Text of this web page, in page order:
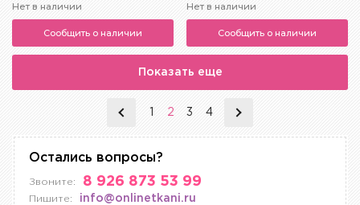
Нет в наличии
Сообщить о наличии
Нет в наличии
Сообщить о наличии
Показать еще
2 3 4
Остались вопросы?
Звоните: 8 926 873 53 99
Пишите: info@onlinetkani.ru